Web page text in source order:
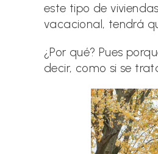
este tipo de
vacacional, tendrá
¿Por qué? Pues
decir, como si se